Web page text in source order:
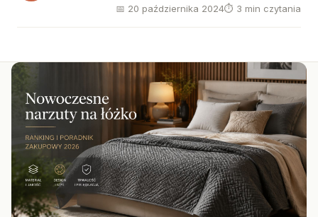
📅 20 października 2024⏱ 3 min czytania